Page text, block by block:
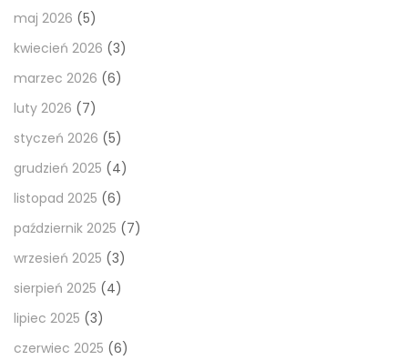
maj 2026 (5)
kwiecień 2026 (3)
marzec 2026 (6)
luty 2026 (7)
styczeń 2026 (5)
grudzień 2025 (4)
listopad 2025 (6)
październik 2025 (7)
wrzesień 2025 (3)
sierpień 2025 (4)
lipiec 2025 (3)
czerwiec 2025 (6)